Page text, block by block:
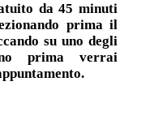
da 45 minuti
prima il
su uno degli
prima verrai